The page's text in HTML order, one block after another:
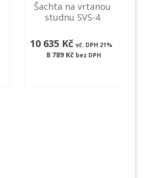
Šachta na vrtanou
studnu SVS-4
10 635 Kč vč. DPH 21%
8 789 Kč bez DPH